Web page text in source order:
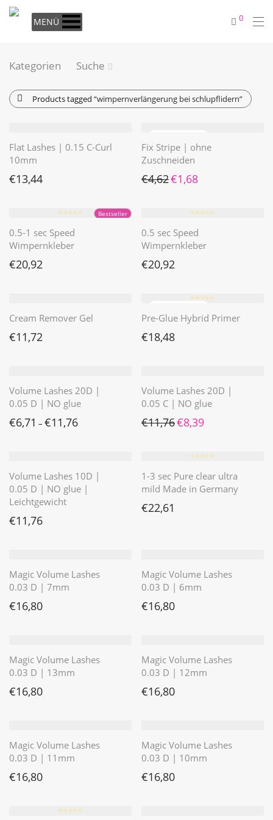
MENÜ 0
Kategorien Suche
Products tagged “wimpernverlängerung bei schlupflidern”
Flat Lashes | 0.15 C-Curl
10mm
€13,44
Fix Stripe | ohne
Zuschneiden
€4,62 Ursprünglicher Preis war:
€1,68
Bestseller
⭐️⭐️⭐️⭐️⭐️
0.5-1 sec Speed
Wimpernkleber
€20,92
⭐️⭐️⭐️⭐️⭐️
0.5 sec Speed
Wimpernkleber
€20,92
Cream Remover Gel
€11,72
⭐️⭐️⭐️⭐️⭐️
Pre-Glue Hybrid Primer
€18,48
Volume Lashes 20D |
0.05 D | NO glue
€6,71 – €11,76
Volume Lashes 20D |
0.05 C | NO glue
€11,76 Ursprünglicher Preis war:
€8,39Aktueller Preis ist:
Volume Lashes 10D |
0.05 D | NO glue |
Leichtgewicht
€11,76
⭐️⭐️⭐️⭐️⭐️
1-3 sec Pure clear ultra
mild Made in Germany
€22,61
Magic Volume Lashes
0.03 D | 7mm
€16,80
Magic Volume Lashes
0.03 D | 6mm
€16,80
Magic Volume Lashes
0.03 D | 13mm
€16,80
Magic Volume Lashes
0.03 D | 12mm
€16,80
Magic Volume Lashes
0.03 D | 11mm
€16,80
Magic Volume Lashes
0.03 D | 10mm
€16,80
⭐️⭐️⭐️⭐️⭐️